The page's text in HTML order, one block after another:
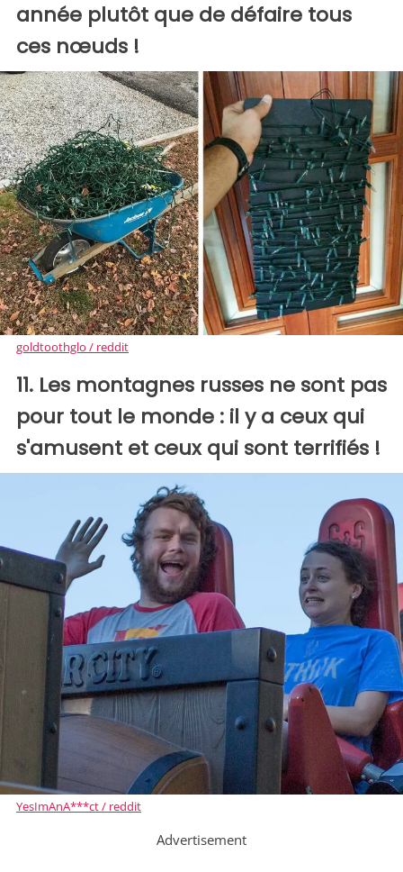
année plutôt que de défaire tous
ces nœuds !
goldtoothglo / reddit
11. Les montagnes russes ne sont pas
pour tout le monde : il y a ceux qui
s'amusent et ceux qui sont terrifiés !
YesImAnA***ct / reddit
Advertisement